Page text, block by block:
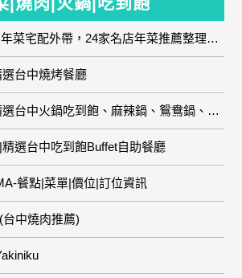
2024年菜預購、年菜宅配外帶，24家名店年菜推薦整理，圍爐輕鬆上菜團圓趣
台中燒烤餐廳
台中火鍋推薦|精選台中火鍋吃到飽、麻辣鍋、鴛鴦鍋、石頭火鍋、酸菜白肉鍋、海鮮鍋、燒酒雞、麻油雞、壽喜燒等熱門人氣火鍋店!
選台中吃到飽Buffet自助餐廳
餐點|菜單|價位|訂位資訊
中燒肉推薦)